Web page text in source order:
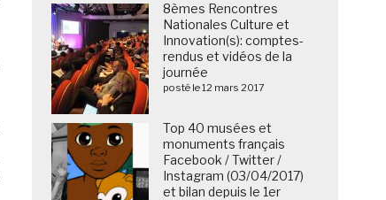
8èmes Rencontres
Nationales Culture et
Innovation(s): comptes-
rendus et vidéos de la
journée
posté le 12 mars 2017
Top 40 musées et
monuments français
Facebook / Twitter /
Instagram (03/04/2017)
et bilan depuis le 1er